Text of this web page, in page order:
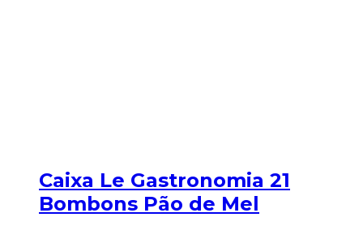
Caixa Le Gastronomia 21
Bombons Pão de Mel